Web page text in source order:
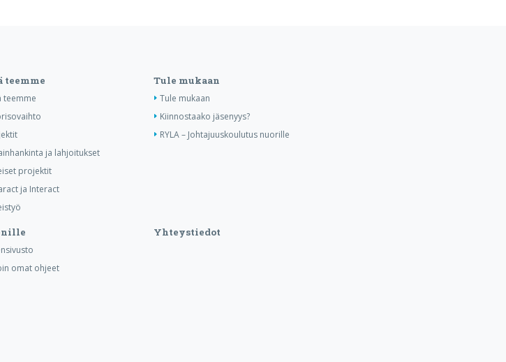
teemme
teemme
ja lahjoitukset
projektit
ja Interact
Tule mukaan
Tule mukaan
Kiinnostaako jäsenyys?
RYLA – Johtajuuskoulutus nuorille
omat ohjeet
Yhteystiedot